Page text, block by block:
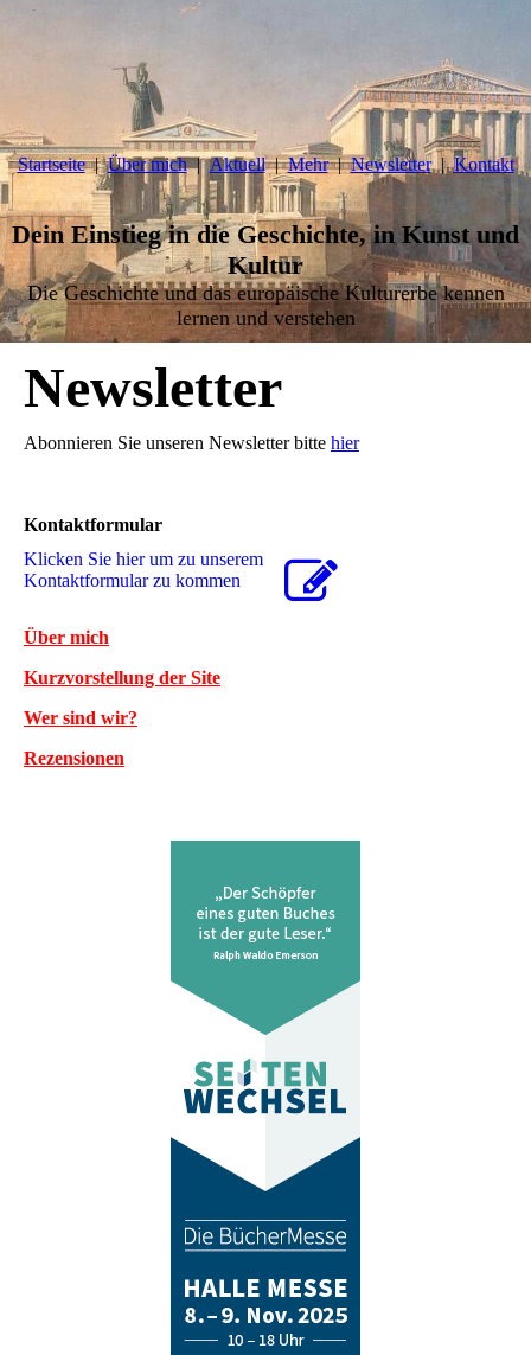
Startseite Über mich Aktuell Mehr Newsletter Kontakt
Dein Einstieg in die Geschichte, in Kunst und
Kultur
Die Geschichte und das europäische Kulturerbe kennen
lernen und verstehen
Newsletter
Abonnieren Sie unseren Newsletter bitte hier
Kontaktformular
Klicken Sie hier um zu unserem
Kon­takt­for­mu­lar zu kommen
Über mich
Kurzvorstellung der Site
Wer sind wir?
Rezensionen